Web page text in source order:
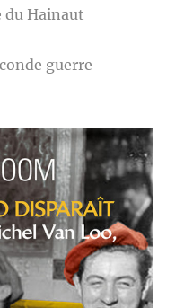
du Hainaut
guerre